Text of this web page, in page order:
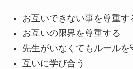
お互いできない事を尊重す
お互いの限界を尊重する
先生がいなくてもルールを
互いに学び合う